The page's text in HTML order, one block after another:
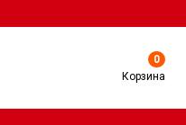
0
Корзина